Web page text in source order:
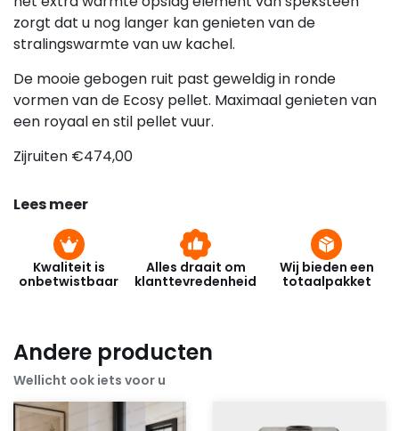
zorgt dat u nog langer kan genieten van de
stralingswarmte van uw kachel.
De mooie gebogen ruit past geweldig in ronde
vormen van de Ecosy pellet. Maximaal genieten van
een royaal en stil pellet vuur.
Zijruiten €474,00
Lees meer
Kwaliteit is
onbetwistbaar
Alles draait om
klanttevredenheid
Wij bieden een
totaalpakket
Andere producten
Wellicht ook iets voor u